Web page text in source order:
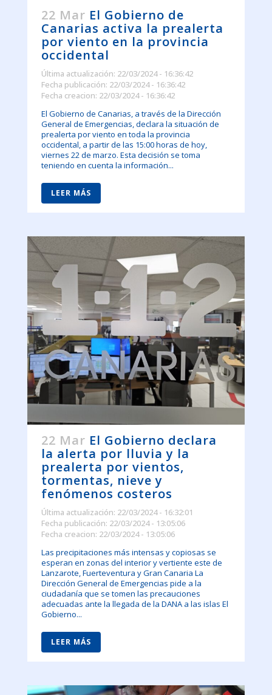
22 Mar El Gobierno de
Canarias activa la prealerta
por viento en la provincia
occidental
Última actualización: 22/03/2024 - 16:36:42
Fecha publicación: 22/03/2024 - 16:36:42
Fecha creacion: 22/03/2024 - 16:36:42
El Gobierno de Canarias, a través de la Dirección
General de Emergencias, declara la situación de
prealerta por viento en toda la provincia
occidental, a partir de las 15:00 horas de hoy,
viernes 22 de marzo. Esta decisión se toma
teniendo en cuenta la información...
LEER MÁS
22 Mar El Gobierno declara
la alerta por lluvia y la
prealerta por vientos,
tormentas, nieve y
fenómenos costeros
Última actualización: 22/03/2024 - 16:32:01
Fecha publicación: 22/03/2024 - 13:05:06
Fecha creacion: 22/03/2024 - 13:05:06
Las precipitaciones más intensas y copiosas se
esperan en zonas del interior y vertiente este de
Lanzarote, Fuerteventura y Gran Canaria La
Dirección General de Emergencias pide a la
ciudadanía que se tomen las precauciones
adecuadas ante la llegada de la DANA a las islas El
Gobierno...
LEER MÁS